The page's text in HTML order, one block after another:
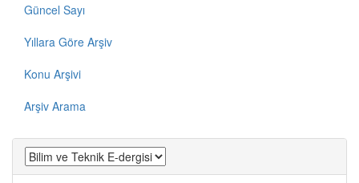
Güncel Sayı
Yıllara Göre Arşiv
Konu Arşivi
Arşiv Arama